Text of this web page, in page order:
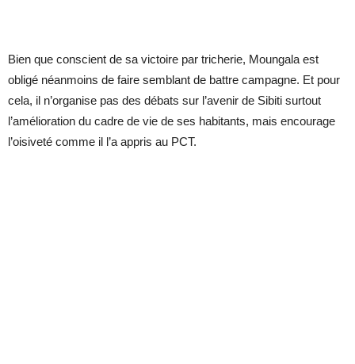
Bien que conscient de sa victoire par tricherie, Moungala est
obligé néanmoins de faire semblant de battre campagne. Et pour
cela, il n’organise pas des débats sur l’avenir de Sibiti surtout
l’amélioration du cadre de vie de ses habitants, mais encourage
l’oisiveté comme il l’a appris au PCT.